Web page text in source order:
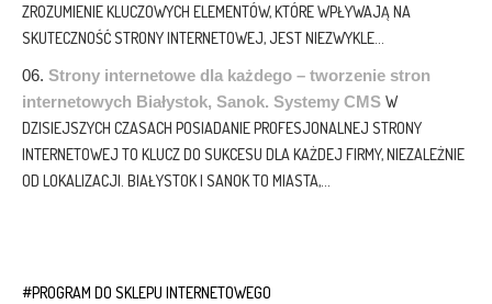
ZROZUMIENIE KLUCZOWYCH ELEMENTÓW, KTÓRE WPŁYWAJĄ NA
SKUTECZNOŚĆ STRONY INTERNETOWEJ, JEST NIEZWYKLE...
Strony internetowe dla każdego – tworzenie stron
internetowych Białystok, Sanok. Systemy CMS W
DZISIEJSZYCH CZASACH POSIADANIE PROFESJONALNEJ STRONY
INTERNETOWEJ TO KLUCZ DO SUKCESU DLA KAŻDEJ FIRMY, NIEZALEŻNIE
OD LOKALIZACJI. BIAŁYSTOK I SANOK TO MIASTA,...
PROGRAM DO SKLEPU INTERNETOWEGO